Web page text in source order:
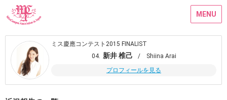
MENU
ミス慶應コンテスト2015 FINALIST
04. 新井 椎己
/ Shiina Arai
プロフィールを見る